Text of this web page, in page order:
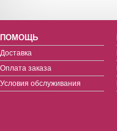
ПОМОЩЬ
Доставка
Оплата заказа
Условия обслуживания